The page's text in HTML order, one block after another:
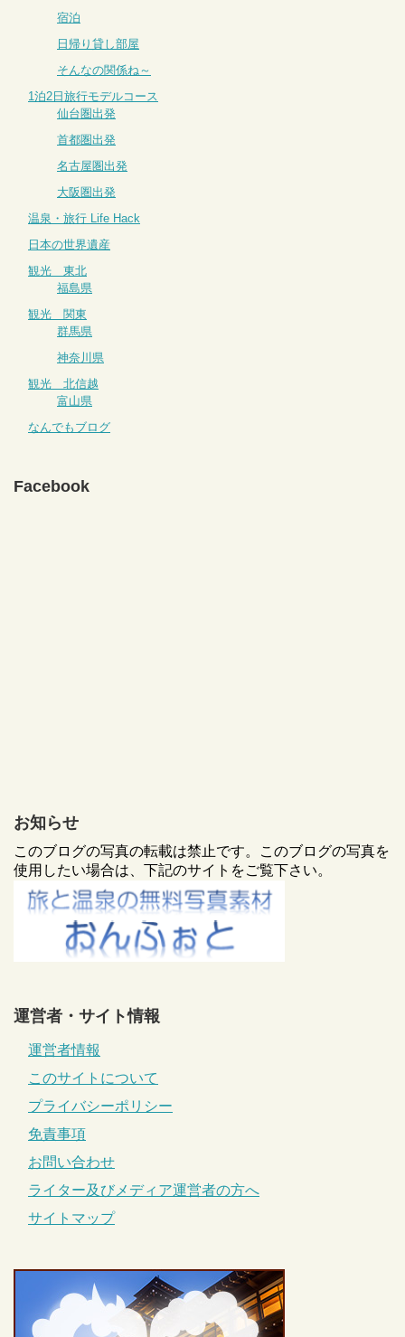
宿泊
日帰り貸し部屋
そんなの関係ね～
1泊2日旅行モデルコース
仙台圏出発
首都圏出発
名古屋圏出発
大阪圏出発
温泉・旅行 Life Hack
日本の世界遺産
観光 東北
福島県
観光 関東
群馬県
神奈川県
観光 北信越
富山県
なんでもブログ
Facebook
お知らせ
このブログの写真の転載は禁止です。このブログの写真を
使用したい場合は、下記のサイトをご覧下さい。
運営者・サイト情報
運営者情報
このサイトについて
プライバシーポリシー
免責事項
お問い合わせ
ライター及びメディア運営者の方へ
サイトマップ